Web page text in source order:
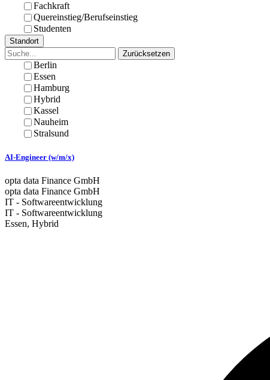
Fachkraft
Quereinstieg/Berufseinstieg
Studenten
Standort
Zurücksetzen
Berlin
Essen
Hamburg
Hybrid
Kassel
Nauheim
Stralsund
AI-Engineer (w/m/x)
opta data Finance GmbH
opta data Finance GmbH
IT - Softwareentwicklung
IT - Softwareentwicklung
Essen, Hybrid